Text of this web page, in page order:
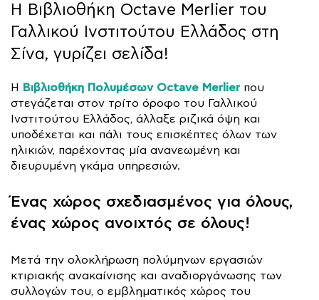
Η Βιβλιοθήκη Octave Merlier του
Γαλλικού Ινστιτούτου Ελλάδος στη
Σίνα, γυρίζει σελίδα!
Η Βιβλιοθήκη Πολυμέσων Octave Merlierπου
στεγάζεται στον τρίτο όροφο του Γαλλικού
Ινστιτούτου Ελλάδος, άλλαξε ριζικά όψη και
υποδέχεται και πάλι τους επισκέπτες όλων των
ηλικιών, παρέχοντας μία ανανεωμένη και
διευρυμένη γκάμα υπηρεσιών.
Ένας χώρος σχεδιασμένος για όλους,
ένας χώρος ανοιχτός σε όλους!
Μετά την ολοκλήρωση πολύμηνων εργασιών
κτιριακής ανακαίνισης και αναδιοργάνωσης των
συλλογών του, ο εμβληματικός χώρος του